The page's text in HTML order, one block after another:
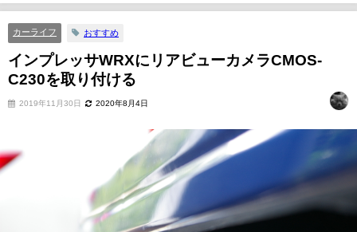
り付ける
カーライフ おすすめ
インプレッサWRXにリアビューカメラCMOS-
C230を取り付ける
2019年11月30日 2020年8月4日